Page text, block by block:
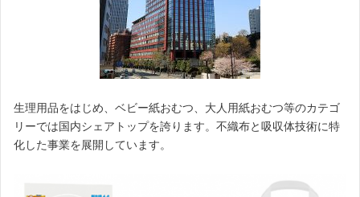
生理用品をはじめ、ベビー紙おむつ、大人用紙おむつ等のカテゴ
リーでは国内シェアトップを誇ります。不織布と吸収体技術に特
化した事業を展開しています。